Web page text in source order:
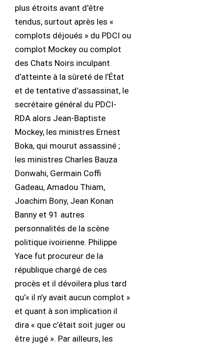
plus étroits avant d'être
tendus, surtout après les «
complots déjoués » du PDCI ou
complot Mockey ou complot
des Chats Noirs inculpant
d’atteinte à la sûreté de l’État
et de tentative d’assassinat, le
secrétaire général du PDCI-
RDA alors Jean-Baptiste
Mockey, les ministres Ernest
Boka, qui mourut assassiné ;
les ministres Charles Bauza
Donwahi, Germain Coffi
Gadeau, Amadou Thiam,
Joachim Bony, Jean Konan
Banny et 91 autres
personnalités de la scène
politique ivoirienne. Philippe
Yace fut procureur de la
république chargé de ces
procès et il dévoilera plus tard
qu'« il n’y avait aucun complot »
et quant à son implication il
dira « que c’était soit juger ou
être jugé ». Par ailleurs, les